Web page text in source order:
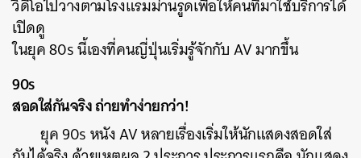
วิดีโอไปวางตามโรงแรมม่านรูดเพื่อให้คนที่มาใช้บริการได้
เปิดดู
ในยุค 80s นี้เองที่คนญี่ปุ่นเริ่มรู้จักกับ AV มากขึ้น
90s
สอดใส่กันจริง ถ่ายทำง่ายกว่า!
ยุค 90s หนัง AV หลายเรื่องเริ่มให้นักแสดงสอดใส่